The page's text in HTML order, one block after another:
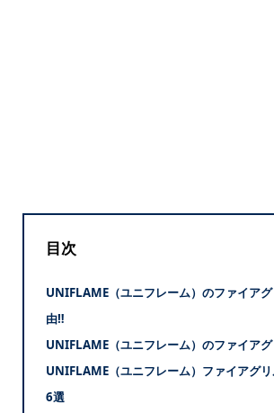
目次
UNIFLAME（ユニフレーム）のファイア
由‼
UNIFLAME（ユニフレーム）のファイア
UNIFLAME（ユニフレーム）ファイアグ
6選